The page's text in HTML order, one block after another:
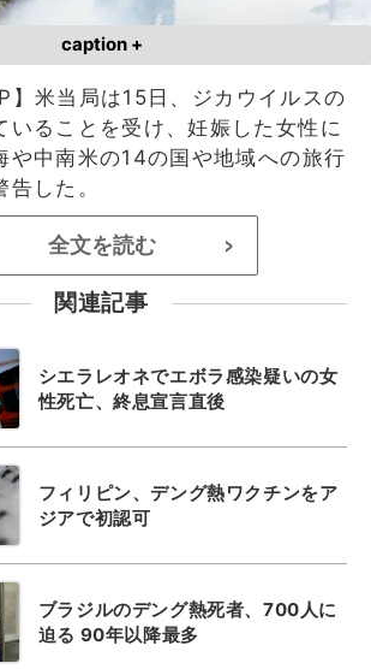
caption +
】米当局は15日、ジカウイルスの
いることを受け、妊娠した女性に
や中南米の14の国や地域への旅行
した。
全文を読む >
関連記事
シエラレオネでエボラ感染疑いの女
性死亡、終息宣言直後
フィリピン、デング熱ワクチンをア
ジアで初認可
ブラジルのデング熱死者、700人に
迫る 90年以降最多